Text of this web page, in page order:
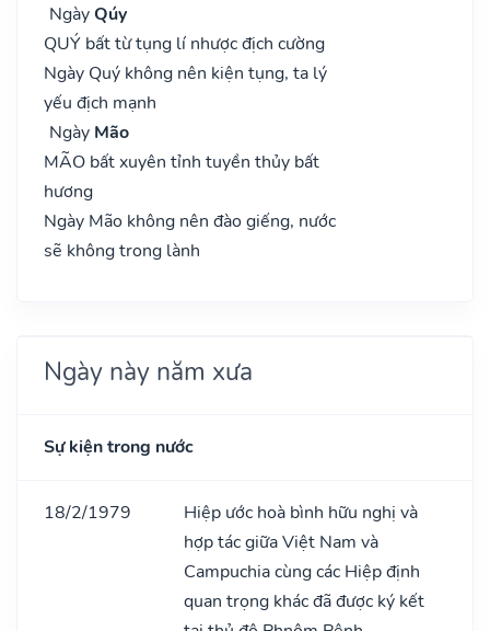
NgàyQúy
QUÝ bất từ tụng lí nhược địch cường
Ngày Quý không nên kiện tụng, ta lý
yếu địch mạnh
Ngày Mão
MÃO bất xuyên tỉnh tuyền thủy bất
hương
Ngày Mão không nên đào giếng, nước
sẽ không trong lành
Ngày này năm xưa
Sự kiện trong nước
18/2/1979
Hiệp ước hoà bình hữu nghị và
hợp tác giữa Việt Nam và
Campuchia cùng các Hiệp định
quan trọng khác đã được ký kết